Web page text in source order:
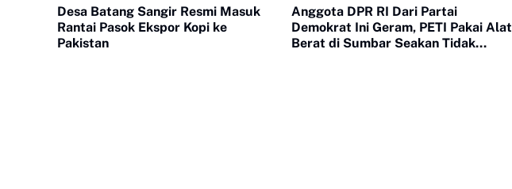
Desa Batang Sangir Resmi Masuk
Rantai Pasok Ekspor Kopi ke
Pakistan
Anggota DPR RI Dari Partai
Demokrat Ini Geram, PETI Pakai Alat
Berat di Sumbar Seakan Tidak